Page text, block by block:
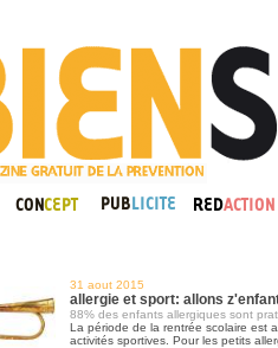
31 aout 2015
allergie et sport: allons
88% des enfants allergiques sont
La période de la rentrée scolaire est
activités sportives. Pour les petits